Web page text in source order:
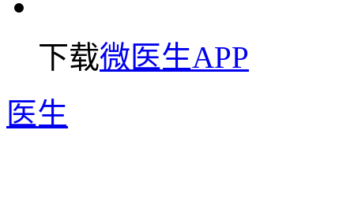
下载微医生APP
医生